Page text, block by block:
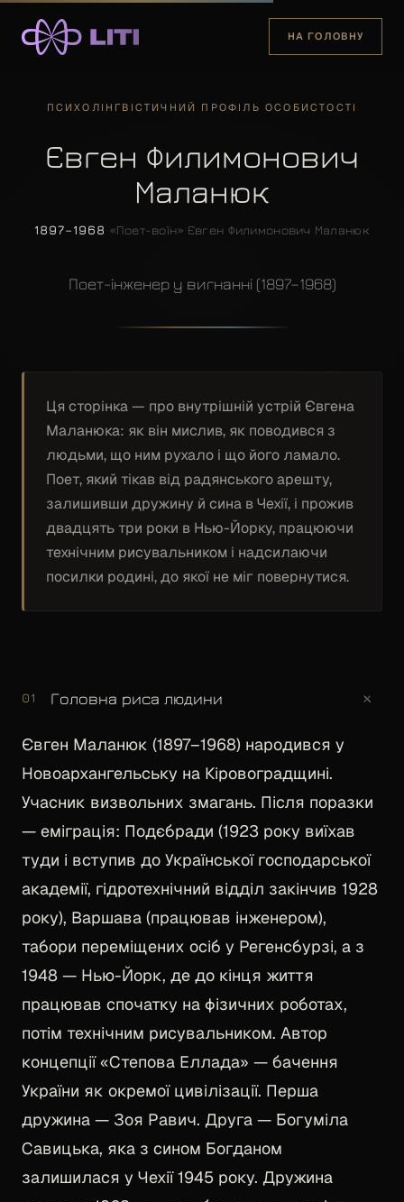
НА ГОЛОВНУ
ПСИХОЛІНГВІСТИЧНИЙ ПРОФІЛЬ ОСОБИСТОСТІ
Євген Филимонович
Маланюк
1897–1968·«Поет-воїн»·Євген Филимонович Маланюк
Поет-інженер у вигнанні (1897–1968)
Ця сторінка — про внутрішній устрій Євгена
Маланюка: як він мислив, як поводився з
людьми, що ним рухало і що його ламало.
Поет, який тікав від радянського арешту,
залишивши дружину й сина в Чехії, і прожив
двадцять три роки в Нью-Йорку, працюючи
технічним рисувальником і надсилаючи
посилки родині, до якої не міг повернутися.
01 Головна риса людини +
Євген Маланюк (1897–1968) народився у
Новоархангельську на Кіровоградщині.
Учасник визвольних змагань. Після поразки
— еміграція: Подєбради (1923 року виїхав
туди і вступив до Української господарської
академії, гідротехнічний відділ закінчив 1928
року), Варшава (працював інженером),
табори переміщених осіб у Регенсбурзі, а з
1948 — Нью-Йорк, де до кінця життя
працював спочатку на фізичних роботах,
потім технічним рисувальником. Автор
концепції «Степова Еллада» — бачення
України як окремої цивілізації. Перша
дружина — Зоя Равич. Друга — Богуміла
Савицька, яка з сином Богданом
залишилася у Чехії 1945 року. Дружина